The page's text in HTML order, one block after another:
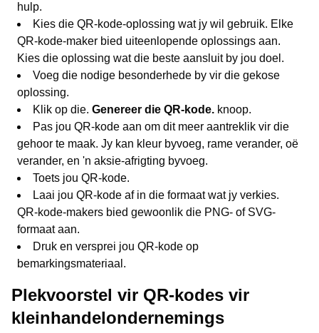
hulp.
Kies die QR-kode-oplossing wat jy wil gebruik. Elke
QR-kode-maker bied uiteenlopende oplossings aan.
Kies die oplossing wat die beste aansluit by jou doel.
Voeg die nodige besonderhede by vir die gekose
oplossing.
Klik op die. Genereer die QR-kode. knoop.
Pas jou QR-kode aan om dit meer aantreklik vir die
gehoor te maak. Jy kan kleur byvoeg, rame verander, oë
verander, en 'n aksie-afrigting byvoeg.
Toets jou QR-kode.
Laai jou QR-kode af in die formaat wat jy verkies.
QR-kode-makers bied gewoonlik die PNG- of SVG-
formaat aan.
Druk en versprei jou QR-kode op
bemarkingsmateriaal.
Plekvoorstel vir QR-kodes vir
kleinhandelondernemings